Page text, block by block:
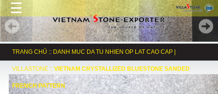
☰
TRANG CHỦ :: DANH MUC DA TU NHIEN OP LAT CAO CAP |
VILLASTONE :: VIETNAM CRYSTALLIZED BLUESTONE SANDED
FRENCH PATTERN